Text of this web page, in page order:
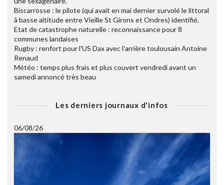
Biscarrosse : le pilote (qui avait en mai dernier survolé le littoral
à basse altitude entre Vieille St Girons et Ondres) identifié.
Etat de catastrophe naturelle : reconnaissance pour 8
communes landaises
Rugby : renfort pour l'US Dax avec l'arrière toulousain Antoine
Renaud
Météo : temps plus frais et plus couvert vendredi avant un
samedi annoncé très beau
Les derniers journaux d'infos
06/08/26